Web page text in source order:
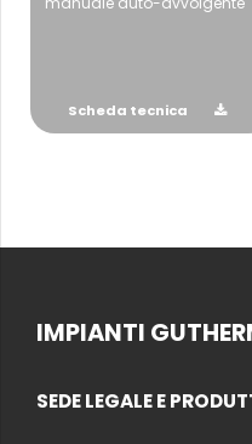
Scheda tecnica
IMPIANTI
SEDE LEGALE E